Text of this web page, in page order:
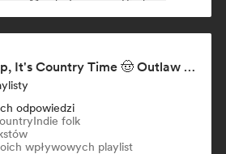
Saddle Up, It's Country Time 🤠 Outlaw Country, Americana & Country Rock
odpowiedzi
Indie folk
wpływowych playlist